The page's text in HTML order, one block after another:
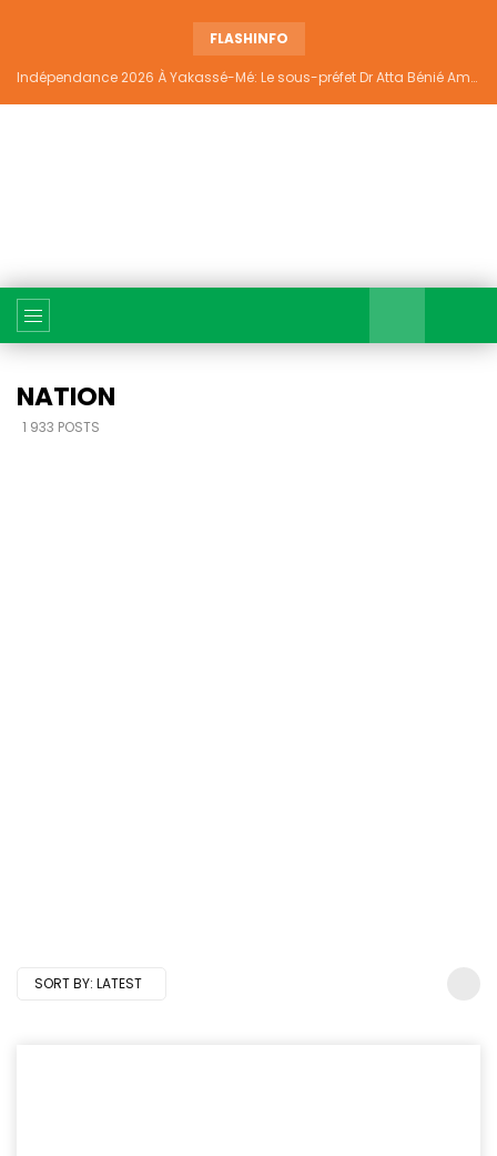
FLASHINFO
Indépendance 2026 À Yakassé-Mé: Le sous-préfet Dr Atta Bénié Amédé appelle à l’unité, à la sécurité et au développement
NATION
1 933 POSTS
SORT BY: LATEST